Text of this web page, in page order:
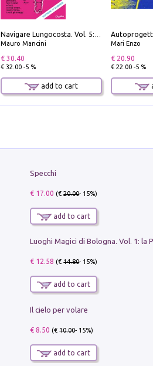
Navigare Lungocosta. Vol. 5: Corsica e Sardegna
Mauro Mancini
€ 30.40
€ 32.00 -5 %
add to cart
Mari Enzo
€ 20.90
€ 22.00 -5 %
Specchi
€ 17.00 (€20.00- 15%)
add to cart
€ 12.58 (€14.80- 15%)
add to cart
Il cielo per volare
€ 8.50 (€10.00- 15%)
add to cart